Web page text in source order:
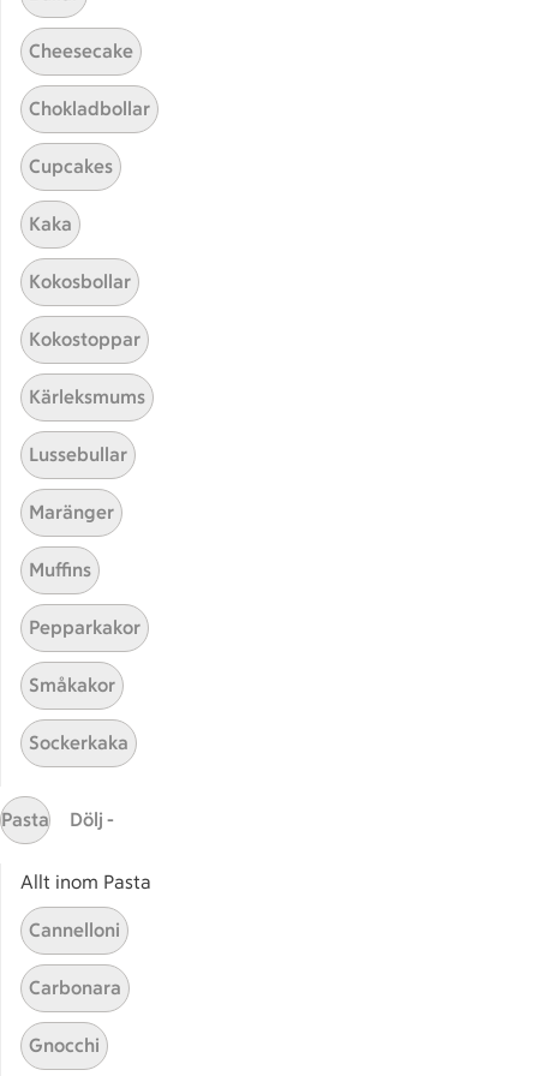
Hittade inget recept
Testa att söka på något nytt, eller ta bort något av
Rårakor
Här hittar du alla goda recept du har sparat och
Start
Cheesecake
Chokladbollar
Cupcakes
Kaka
Kokosbollar
Kokostoppar
Kärleksmums
Lussebullar
Maränger
Muffins
Pepparkakor
Småkakor
Sockerkaka
Pasta Dölj -
Allt inom Pasta
Cannelloni
Carbonara
Gnocchi